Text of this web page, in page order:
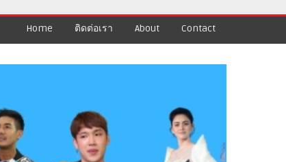
Home ติดต่อเรา About Contact